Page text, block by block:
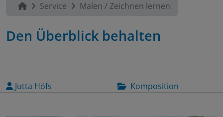
Service Malen / Zeichnen lernen
Den Überblick behalten
Jutta Höfs Komposition